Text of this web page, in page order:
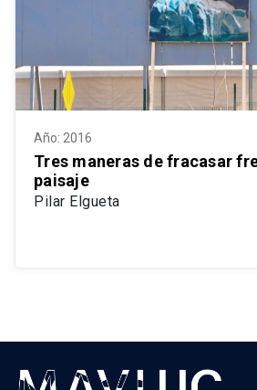
Año: 2016
Tres maneras de fracasar
paisaje
Pilar Elgueta